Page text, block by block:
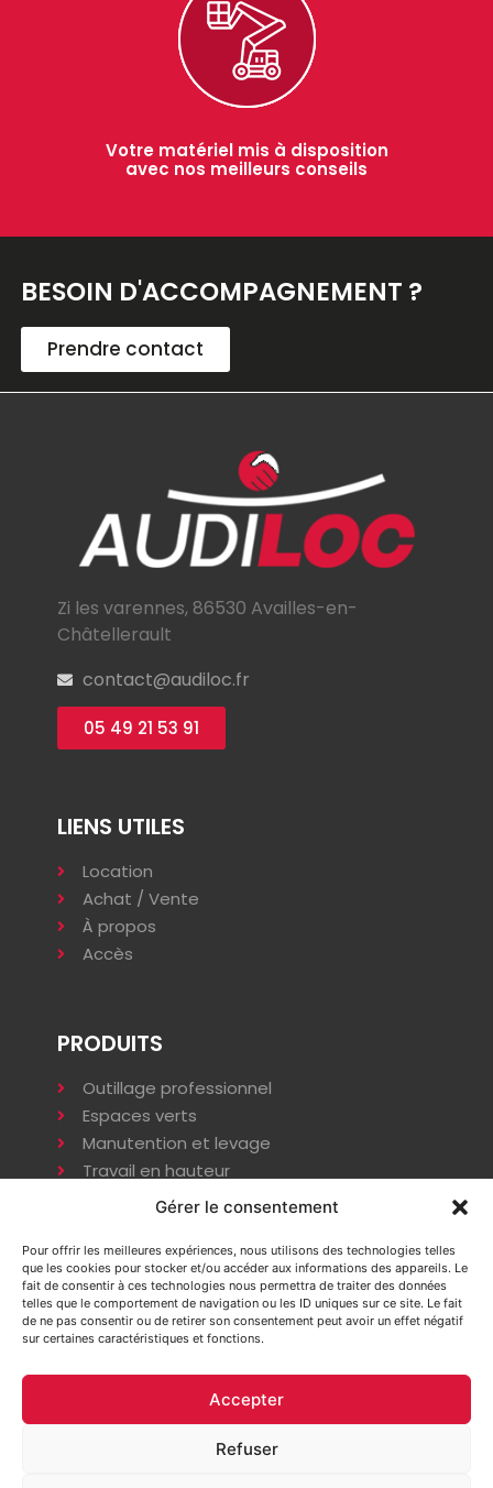
Gérer le consentement
Pour offrir les meilleures expériences, nous utilisons des technologies telles
que les cookies pour stocker et/ou accéder aux informations des appareils. Le
fait de consentir à ces technologies nous permettra de traiter des données
telles que le comportement de navigation ou les ID uniques sur ce site. Le fait
de ne pas consentir ou de retirer son consentement peut avoir un effet négatif
sur certaines caractéristiques et fonctions.
Accepter
Refuser
Votre matériel mis à disposition
avec nos meilleurs conseils
BESOIN D'ACCOMPAGNEMENT ?
Prendre contact
Zi les varennes, 86530 Availles-en-
Châtellerault
contact@audiloc.fr
05 49 21 53 91
LIENS UTILES
Location
Achat / Vente
À propos
Accès
PRODUITS
Outillage professionnel
Espaces verts
Manutention et levage
Travail en hauteur
Terrassement
Énergie
Installation provisoire
INFORMATIONS
Politiques de confidentialité